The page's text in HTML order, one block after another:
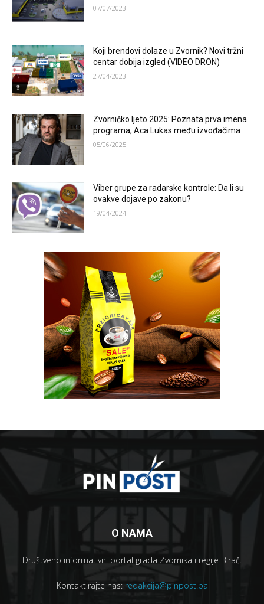
07/07/2023
Koji brendovi dolaze u Zvornik? Novi tržni
centar dobija izgled (VIDEO DRON)
27/04/2023
Zvorničko ljeto 2025: Poznata prva imena
programa; Aca Lukas među izvođačima
05/06/2025
Viber grupe za radarske kontrole: Da li su
ovakve dojave po zakonu?
19/04/2024
O NAMA
Društveno informativni portal grada Zvornika i regije Birač.
Kontaktirajte nas: redakcija@pinpost.ba